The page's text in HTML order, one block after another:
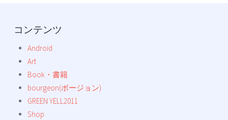
コンテンツ
Android
Art
Book・書籍
bourgeon(ボージョン)
GREEN YELL2011
Shop